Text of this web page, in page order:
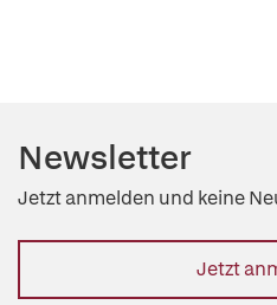
Newsletter
Jetzt anmelden und keine
Jetzt